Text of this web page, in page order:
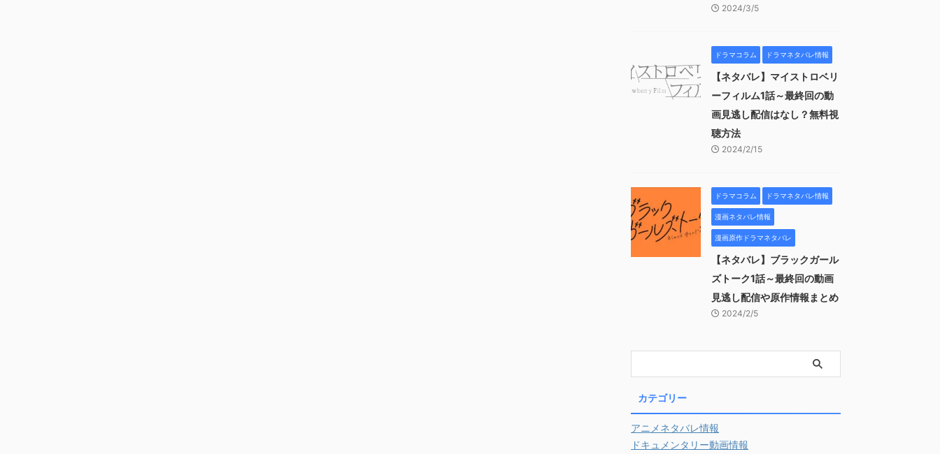
2024/3/5
ドラマコラム ドラマネタバレ情報
【ネタバレ】マイストロベリ
ーフィルム1話～最終回の動
画見逃し配信はなし？無料視
聴方法
2024/2/15
ドラマコラム ドラマネタバレ情報
漫画ネタバレ情報
漫画原作ドラマネタバレ
【ネタバレ】ブラックガール
ズトーク1話～最終回の動画
見逃し配信や原作情報まとめ
2024/2/5
カテゴリー
アニメネタバレ情報
ドキュメンタリー動画情報